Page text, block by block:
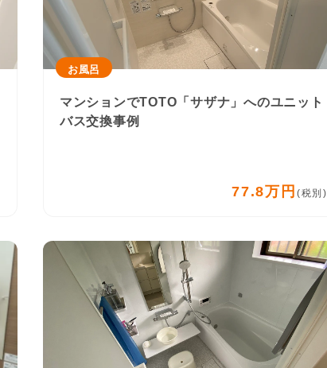
お風呂
マンションでTOTO「サザナ」へのユニット
バス交換事例
77.8万円 (税別)